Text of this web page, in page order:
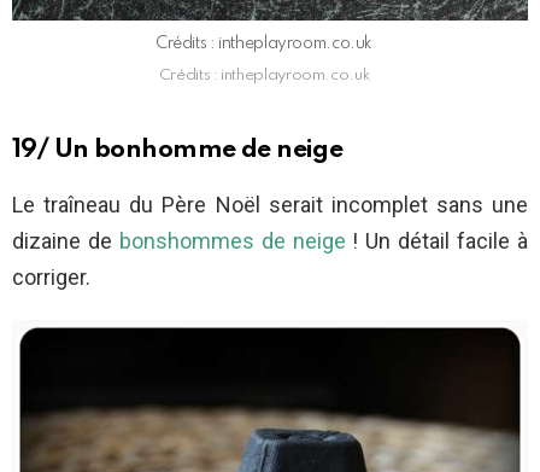
Crédits : intheplayroom.co.uk
Crédits : intheplayroom.co.uk
19/ Un bonhomme de neige
Le traîneau du Père Noël serait incomplet sans une
dizaine de bonshommes de neige ! Un détail facile à
corriger.